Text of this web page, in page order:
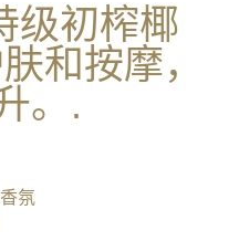
级初榨椰
和按摩，
。.
氛